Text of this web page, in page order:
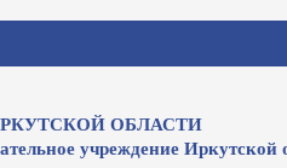
ОБЛАСТИ
учреждение Иркутской